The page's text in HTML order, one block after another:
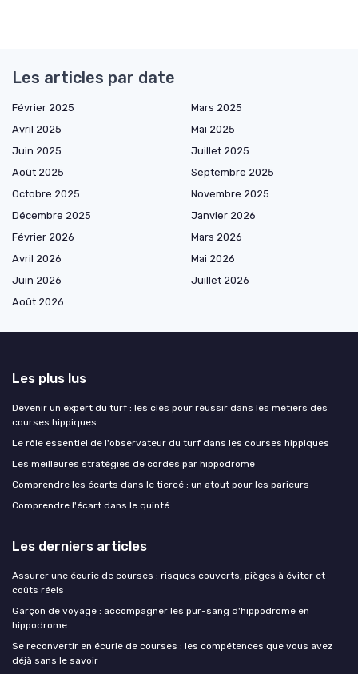
Les articles par date
Février 2025
Mars 2025
Avril 2025
Mai 2025
Juin 2025
Juillet 2025
Août 2025
Septembre 2025
Octobre 2025
Novembre 2025
Décembre 2025
Janvier 2026
Février 2026
Mars 2026
Avril 2026
Mai 2026
Juin 2026
Juillet 2026
Août 2026
Les plus lus
Devenir un expert du turf : les clés pour réussir dans les métiers des
courses hippiques
Le rôle essentiel de l'observateur du turf dans les courses hippiques
Les meilleures stratégies de cordes par hippodrome
Comprendre les écarts dans le tiercé : un atout pour les parieurs
Comprendre l'écart dans le quinté
Les derniers articles
Assurer une écurie de courses : risques couverts, pièges à éviter et
coûts réels
Garçon de voyage : accompagner les pur-sang d'hippodrome en
hippodrome
Se reconvertir en écurie de courses : les compétences que vous avez
déjà sans le savoir